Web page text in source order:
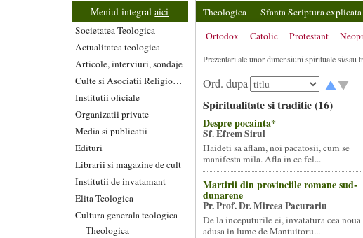
Meniul integralaici
Societatea Teologica
Actualitatea teologica
Articole, interviuri, sondaje
Culte si Asociatii Religioase
Institutii oficiale
Organizatii private
Media si publicatii
Edituri
Librarii si magazine de cult
Institutii de invatamant
Elita Teologica
Cultura generala teologica
Theologica
Theologica Sfanta Scriptura explicata
Ortodox
Catolic Protestant
Prezentari ale unor dimensiuni spirituale si/
Ord. dupa
Spiritualitate si traditie (16)
Despre pocainta*
Sf. Efrem Sirul
Haideti sa aflam, noi pacatosii, cum se
manifesta mila. Afla in ce fel...
Martirii din provinciile romane sud-
dunarene
Pr. Prof. Dr. Mircea Pacurariu
De la inceputurile ei, invatatura cea noua
adusa in lume de Mantuitoru...